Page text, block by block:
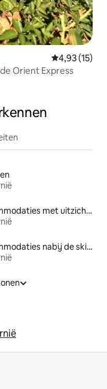
Gemiddelde
4,93 (15)
Orient Express
Accommodaties met uitzicht op het strand
Accommodaties nabij de skipiste